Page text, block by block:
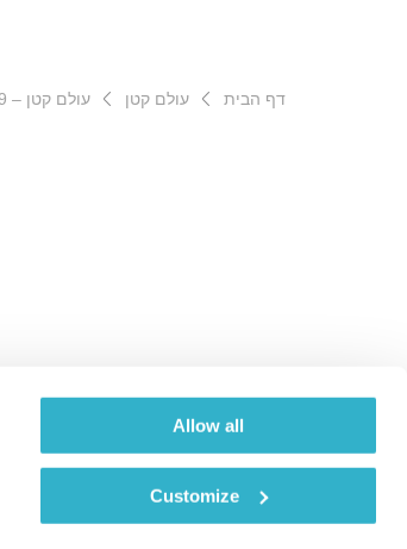
Allow all
Customize
דף הבית עולם קטן עולם קטן – 7.4.19